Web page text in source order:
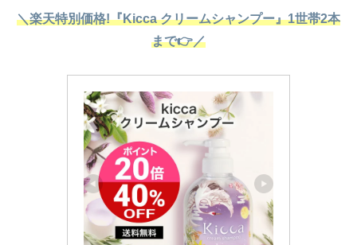
＼楽天特別価格!『Kicca クリームシャンプー』1世帯2本
まで👉／